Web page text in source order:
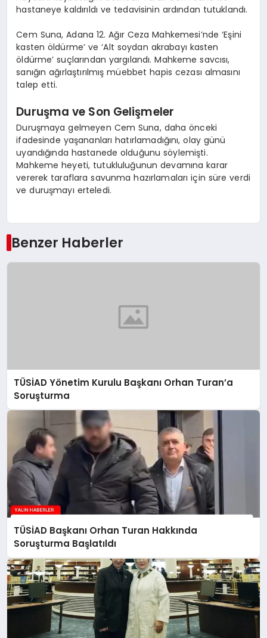
hastaneye kaldırıldı ve tedavisinin ardından tutuklandı.
Cem Suna, Adana 12. Ağır Ceza Mahkemesi’nde ‘Eşini
kasten öldürme’ ve ‘Alt soydan akrabayı kasten
öldürme’ suçlarından yargılandı. Mahkeme savcısı,
sanığın ağırlaştırılmış müebbet hapis cezası almasını
talep etti.
Duruşma ve Son Gelişmeler
Duruşmaya gelmeyen Cem Suna, daha önceki
ifadesinde yaşananları hatırlamadığını, olay günü
uyandığında hastanede olduğunu söylemişti.
Mahkeme heyeti, tutukluluğunun devamına karar
vererek taraflara savunma hazırlamaları için süre verdi
ve duruşmayı erteledi.
Benzer Haberler
TÜSİAD Yönetim Kurulu Başkanı Orhan Turan’a
Soruşturma
TÜSİAD Başkanı Orhan Turan Hakkında
Soruşturma Başlatıldı